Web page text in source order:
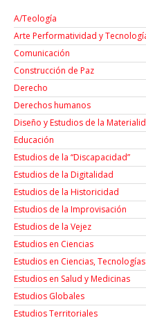
A/Teología
Arte Performatividad y
Comunicación
Construcción de Paz
Derecho
Derechos humanos
Diseño y Estudios de la
Educación
Estudios de la “Discapacidad”
Estudios de la Digitalidad
Estudios de la Historicidad
Estudios de la Improvisación
Estudios de la Vejez
Estudios en Ciencias
Estudios en Ciencias,
Estudios en Salud y Medicinas
Estudios Globales
Estudios Territoriales